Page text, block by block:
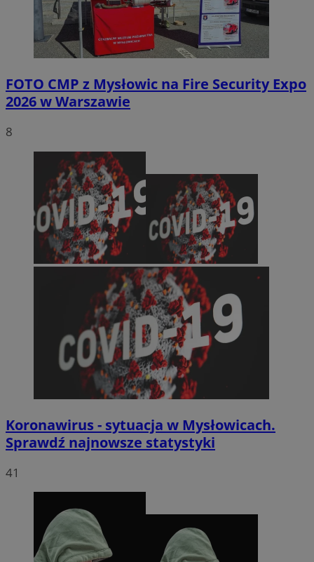
FOTO CMP z Mysłowic na Fire Security Expo
2026 w Warszawie
8
Koronawirus - sytuacja w Mysłowicach.
Sprawdź najnowsze statystyki
41